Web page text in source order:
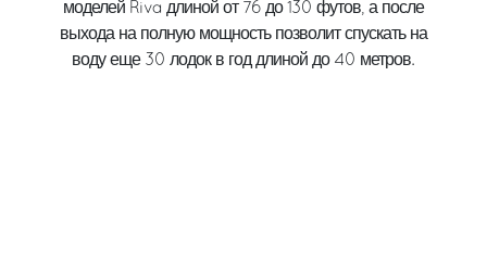
моделей Riva длиной от 76 до 130 футов, а после
выхода на полную мощность позволит спускать на
воду еще 30 лодок в год длиной до 40 метров.